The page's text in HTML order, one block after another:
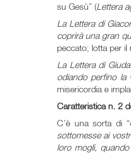
su Gesù” (Lettera
La Lettera di
coprirà una gran
peccato; lotta per il
La Lettera di
odiando perfino la
misericordia e
Caratteristica n. 2
C’è una sorta di
sottomesse ai
loro mogli,